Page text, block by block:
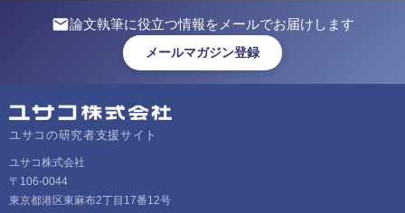
論文執筆に役立つ情報をメールでお届けします
メールマガジン登録
ユサコの研究者支援サイト
ユサコ株式会社
〒106-0044
東京都港区東麻布2丁目17番12号